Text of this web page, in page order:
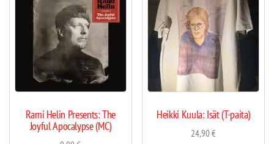
Rami Helin Presents: The
Joyful Apocalypse (MC)
Heikki Kuula: Isät (T-paita)
24,90€